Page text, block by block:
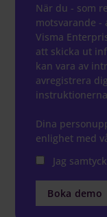
När du - som
motsvarande
Visma
att skicka ut
kan vara av
avregistrera
Dina
enlighet med
Jag